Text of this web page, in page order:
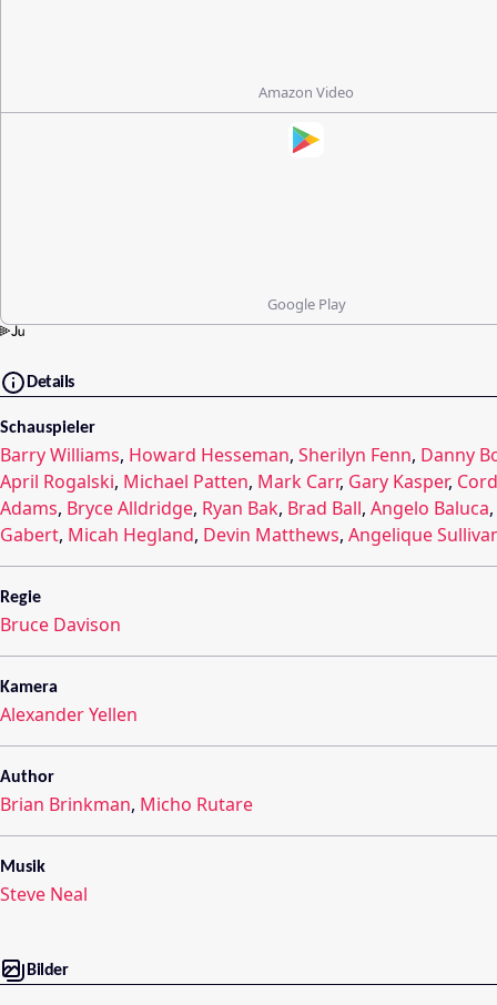
Amazon Video
Google Play
Details
Schauspieler
Barry Williams, Howard Hesseman, Sherilyn Fenn, Danny
April Rogalski, Michael Patten, Mark Carr, Gary Kasper,
Adams, Bryce Alldridge, Ryan Bak, Brad Ball, Angelo Baluca,
Gabert, Micah Hegland, Devin Matthews, Angelique
Regie
Bruce Davison
Kamera
Alexander Yellen
Author
Brian Brinkman, Micho Rutare
Musik
Steve Neal
Bilder